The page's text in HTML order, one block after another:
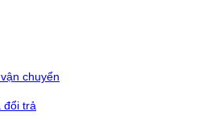
chuyển
đổi trả